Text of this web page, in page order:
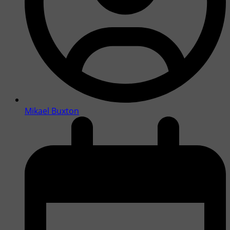
Mikael Buxton